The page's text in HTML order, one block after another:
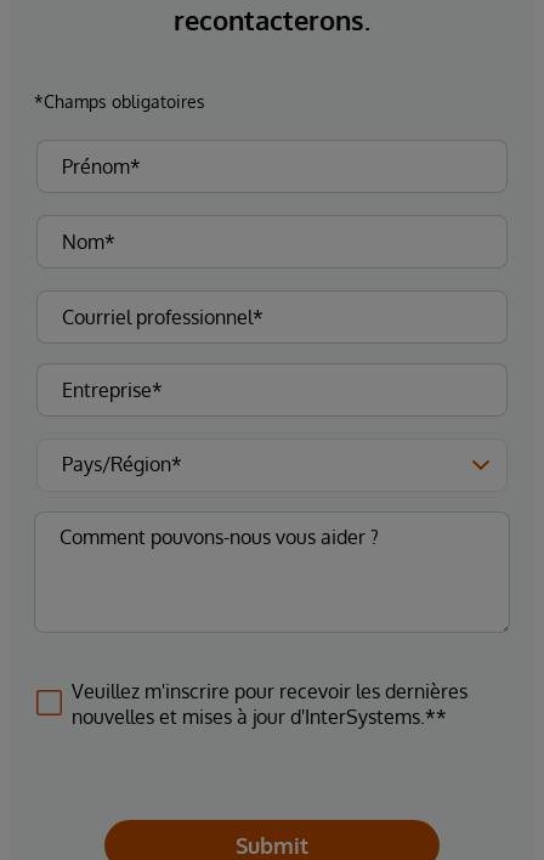
recontacterons.
*Champs obligatoires
Veuillez m'inscrire pour recevoir les dernières
nouvelles et mises à jour d'InterSystems.**
Submit